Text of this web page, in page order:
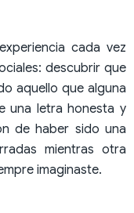
cada vez
descubrir que
aquello que alguna
una letra honesta y
de haber sido una
mientras otra
imaginaste.